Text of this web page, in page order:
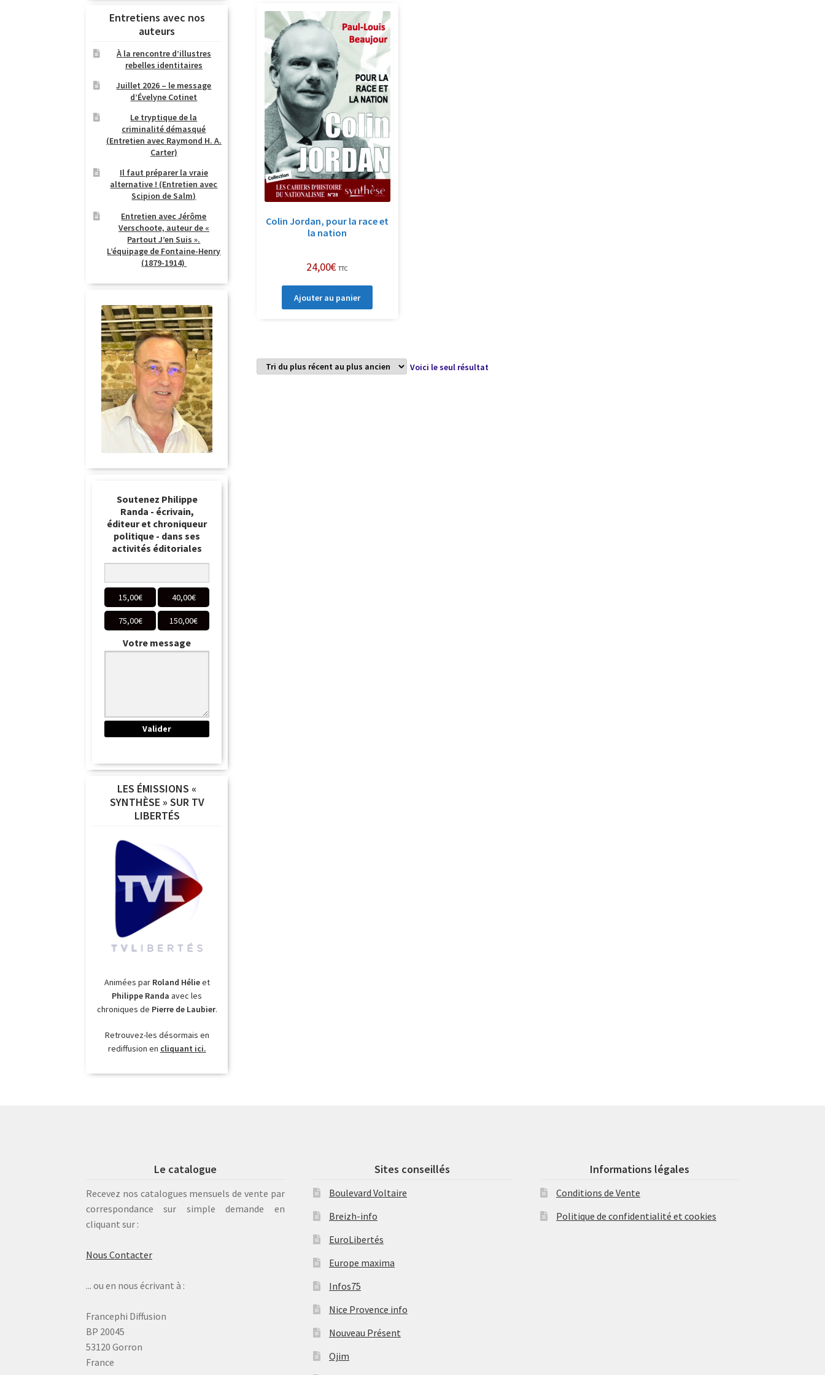
Colin Jordan, pour la race et
la nation
24,00€ TTC
Ajouter au panier
Voici le seul résultat
Entretiens avec nos
auteurs
À la rencontre d’illustres
rebelles identitaires
Juillet 2026 – le message
d’Évelyne Cotinet
Le tryptique de la
criminalité démasqué
(Entretien avec Raymond H. A.
Carter)
Il faut préparer la vraie
alternative ! (Entretien avec
Scipion de Salm)
Entretien avec Jérôme
Verschoote, auteur de «
Partout J’en Suis ».
L’équipage de Fontaine-Henry
(1879-1914)
Soutenez Philippe
Randa - écrivain,
éditeur et chroniqueur
politique - dans ses
activités éditoriales
15,00€ 40,00€
75,00€ 150,00€
Votre message
LES ÉMISSIONS «
SYNTHÈSE » SUR TV
LIBERTÉS
Animées par Roland Hélieet
Philippe Randa avec les
chroniques de Pierre de Laubier.
Retrouvez-les désormais en
rediffusion en cliquant ici.
Le catalogue
Recevez nos catalogues mensuels de vente par
correspondance sur simple demande en
cliquant sur :
Nous Contacter
... ou en nous écrivant à :
Francephi Diffusion
BP 20045
53120 Gorron
France
Sites conseillés
Boulevard Voltaire
Breizh-info
EuroLibertés
Europe maxima
Infos75
Nice Provence info
Nouveau Présent
Ojim
Informations légales
Conditions de Vente
Politique de confidentialité et cookies